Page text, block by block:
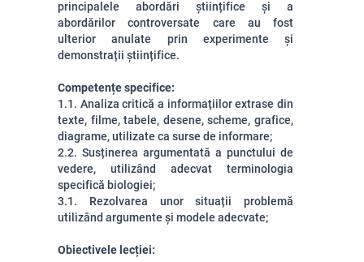
principalele abordări științifice și a
abordărilor controversate care au fost
ulterior anulate prin experimente și
demonstrații științifice.
Competențe specifice:
1.1. Analiza critică a informațiilor extrase din
texte, filme, tabele, desene, scheme, grafice,
diagrame, utilizate ca surse de informare;
2.2. Susținerea argumentată a punctului de
vedere, utilizând adecvat terminologia
specifică biologiei;
3.1. Rezolvarea unor situații problemă
utilizând argumente și modele adecvate;
Obiectivele lecției: